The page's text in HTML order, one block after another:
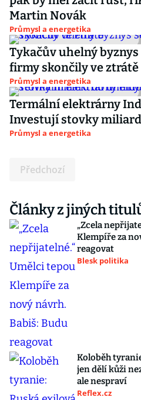
Martin Novák
Průmysl a energetika
Tykačův uhelný byznys
firmy skončily ve ztrátě
Průmysl a energetika
Termální elektrárny
Investují stovky
Průmysl a energetika
Předchozí
Články z jiných
„Zcela
Klempíře za
reagovat
Blesk politika
Koloběh
jen dělí kůži
ale nespraví
Reflex.cz